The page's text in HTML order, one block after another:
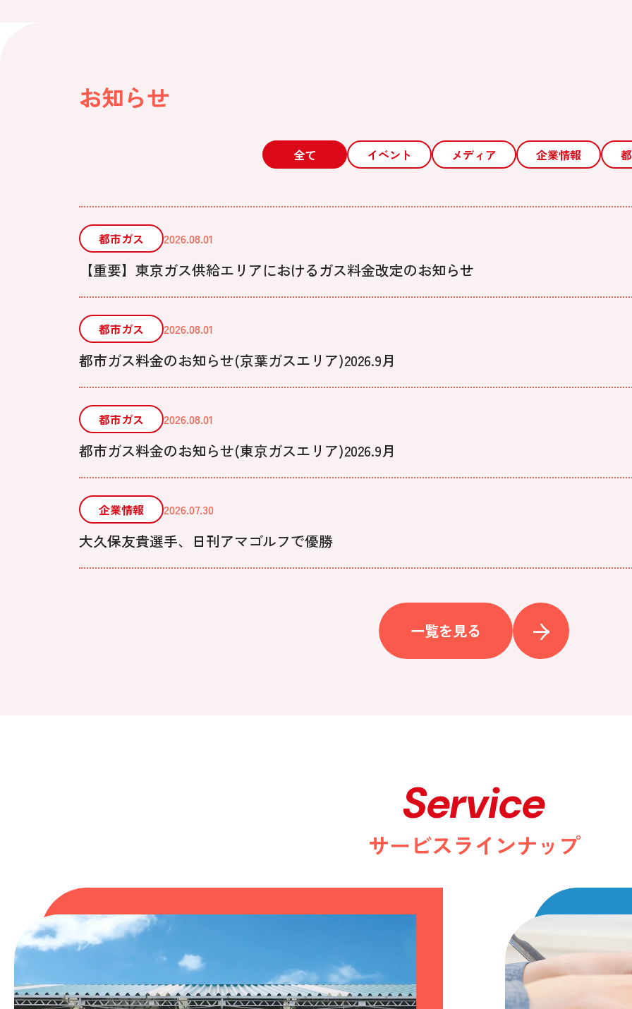
お知らせ
全て イベント メディア 企業情報
都市ガス 2026.08.01
【重要】東京ガス供給エリアにおけるガス料金改定のお知らせ
都市ガス 2026.08.01
都市ガス料金のお知らせ(京葉ガスエリア)2026.9月
都市ガス 2026.08.01
都市ガス料金のお知らせ(東京ガスエリア)2026.9月
企業情報 2026.07.30
大久保友貴選手、日刊アマゴルフで優勝
一覧を見る
Service
サービスラインナップ